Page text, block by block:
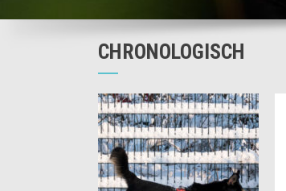
CHRONOLOGISCH